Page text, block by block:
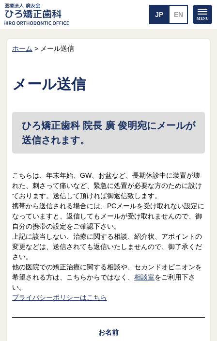
ホーム
院長紹介
治療例
料金について
矯正治療のリスク よくあるご質問
メール送信 相談室
皆さんの声 求人
院長日誌 治療相談
スタッフブログ サイトマップ
0263-54-6622
MAILはこちら
ホーム > メール送信
メール送信
ひろ矯正歯科 院長 廣 俊明宛にメールが
送信されます。
こちらは、年末年始、GW、お盆など、長期休診中に装置が壊
れた、刺さって痛いなど、緊急に処置が必要な方のために設け
ております。送信して頂ければ御返信致します。
携帯から送信される場合には、PCメールを受け取れない設定に
なっていますと、返信してもメールが受け取れませんので、御
自分の携帯の設定をご確認下さい。
上記に該当しない、治療に関する相談、紹介状、アポイントの
変更などは、送信されても返信いたしませんので、御了承くだ
さい。
他の医院での矯正治療に関する相談や、セカンドオピニオンを
希望される方は、こちらからではなく、 相談室をご利用下さ
い。
プライバシーポリシーはこちら
お名前